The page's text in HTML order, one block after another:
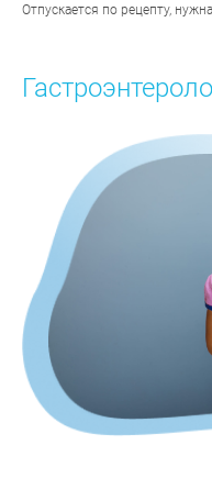
Отпускается по рецепту,